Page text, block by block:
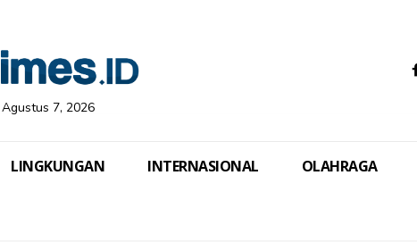
Agustus 7, 2026
LINGKUNGAN INTERNASIONAL OLAHRAGA